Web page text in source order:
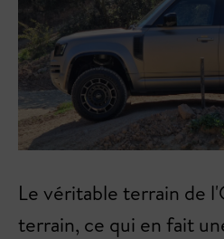
Le véritable terrain de
terrain, ce qui en fait